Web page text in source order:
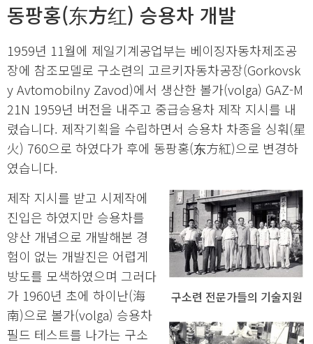
동팡홍(东方红) 승용차 개발
1959년 11월에 제일기계공업부는 베이징자동차제조공
장에 참조모델로 구소련의 고르키자동차공장(Gorkovsk
y Avtomobilny Zavod)에서 생산한 볼가(volga) GAZ-M
21N 1959년 버전을 내주고 중급승용차 제작 지시를 내
렸습니다. 제작기획을 수립하면서 승용차 차종을 싱훠(星
火) 760으로 하였다가 후에 동팡홍(东方紅)으로 변경하
였습니다.
구소련 전문가들의 기술지원
제작 지시를 받고 시제작에
진입은 하였지만 승용차를
양산 개념으로 개발해본 경
험이 없는 개발진은 어렵게
방도를 모색하였으며 그러다
가 1960년 초에 하이난(海
南)으로 볼가(volga) 승용차
필드 테스트를 나가는 구소